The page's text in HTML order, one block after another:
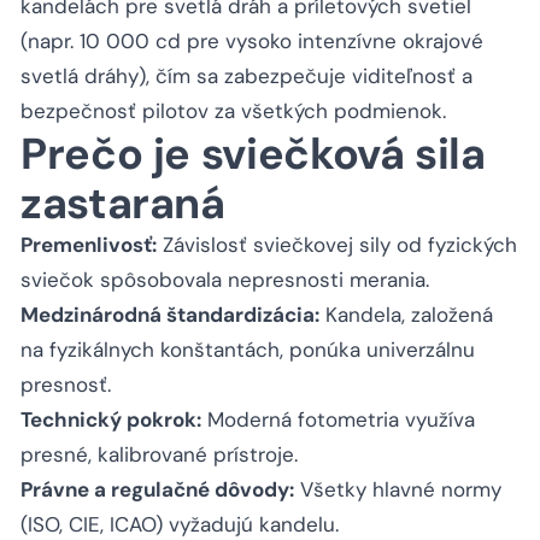
kandelách pre svetlá dráh a príletových svetiel
(napr. 10 000 cd pre vysoko intenzívne okrajové
svetlá dráhy), čím sa zabezpečuje viditeľnosť a
bezpečnosť pilotov za všetkých podmienok.
Prečo je sviečková sila
zastaraná
Premenlivosť: Závislosť sviečkovej sily od fyzických
sviečok spôsobovala nepresnosti merania.
Medzinárodná štandardizácia: Kandela, založená
na fyzikálnych konštantách, ponúka univerzálnu
presnosť.
Technický pokrok: Moderná fotometria využíva
presné, kalibrované prístroje.
Právne a regulačné dôvody: Všetky hlavné normy
(ISO, CIE, ICAO) vyžadujú kandelu.